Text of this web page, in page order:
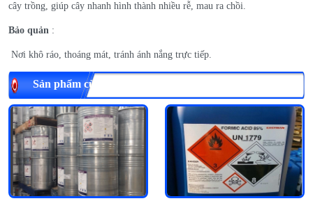
cây trồng, giúp cây nhanh hình thành nhiều rễ, mau ra chồi.
Bảo quản :
Nơi khô ráo, thoáng mát, tránh ánh nắng trực tiếp.
Sản phẩm cùng loại